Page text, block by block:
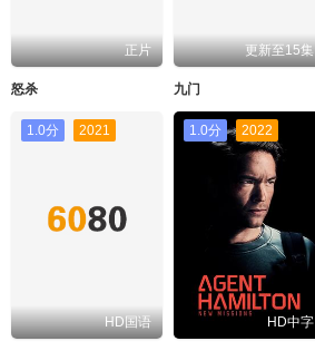
正片
怒杀
更新至15集
九门
1.0分 2021
HD国语
1.0分 2022
HD中字